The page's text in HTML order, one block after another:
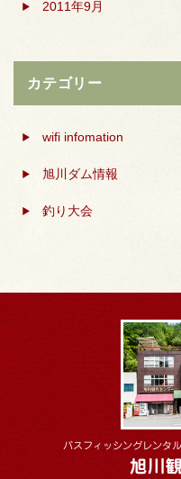
2011年9月
カテゴリー
wifi infomation
旭川ダム情報
釣り大会
バスフィッシングレンタ
旭川